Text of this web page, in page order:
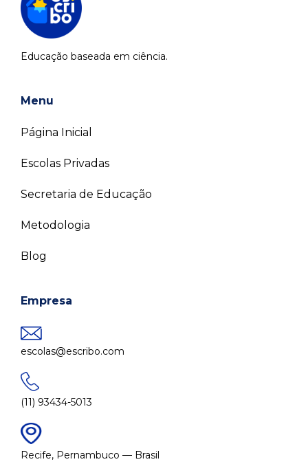
Educação baseada em ciência.
Menu
Página Inicial
Escolas Privadas
Secretaria de Educação
Metodologia
Blog
Empresa
escolas@escribo.com
(11) 93434-5013
Recife, Pernambuco — Brasil